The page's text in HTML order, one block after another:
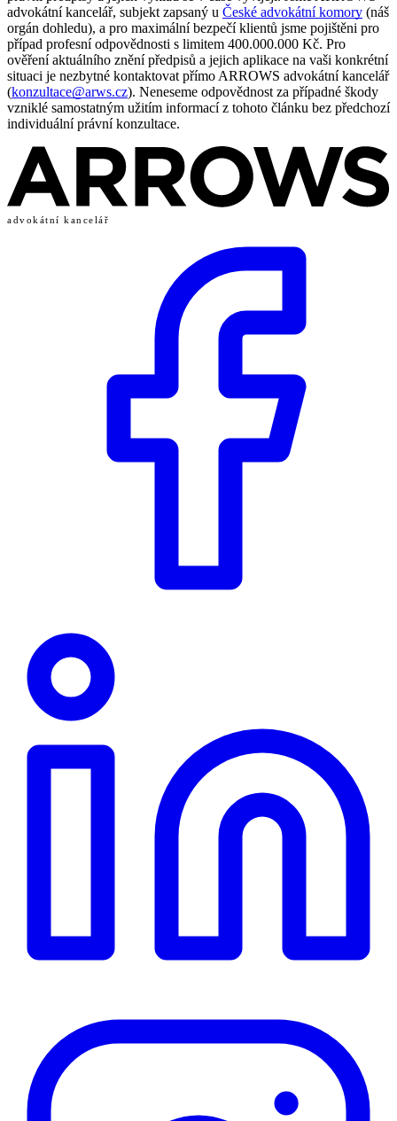
advokátní kancelář, subjekt zapsaný u České advokátní komory (náš
orgán dohledu), a pro maximální bezpečí klientů jsme pojištěni pro
případ profesní odpovědnosti s limitem 400.000.000 Kč. Pro
ověření aktuálního znění předpisů a jejich aplikace na vaši konkrétní
situaci je nezbytné kontaktovat přímo ARROWS advokátní kancelář
(konzultace@arws.cz). Neneseme odpovědnost za případné škody
vzniklé samostatným užitím informací z tohoto článku bez předchozí
individuální právní konzultace.
advokátní kancelář